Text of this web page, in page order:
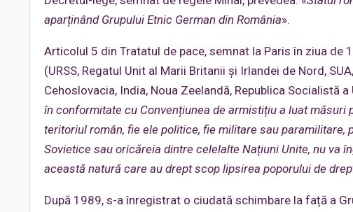
aparținând Grupului Etnic German din România».
Articolul 5 din Tratatul de pace, semnat la Paris în ziua
(URSS, Regatul Unit al Marii Britanii și Irlandei de Nord,
Cehoslovacia, India, Noua Zeelandă, Republica Socialistă
în conformitate cu Convențiunea de armistițiu a luat
teritoriul român, fie ele politice, fie militare sau paramilitare,
Sovietice sau oricăreia dintre celelalte Națiuni Unite, nu va
această natură care au drept scop lipsirea poporului de
După 1989, s-a înregistrat o ciudată schimbare la față a